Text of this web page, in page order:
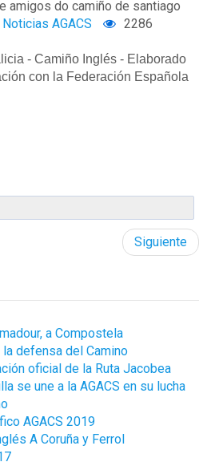
amigos do camiño de santiago
Noticias AGACS 2286
- Camiño Inglés - Elaborado
con la Federación Española
Siguiente
a Compostela
la defensa del Camino
oficial de la Ruta Jacobea
se une a la AGACS en su lucha
AGACS 2019
A Coruña y Ferrol